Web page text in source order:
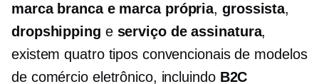
marca branca e marca própria,grossista,
dropshipping e serviço de assinatura,
existem quatro tipos convencionais de modelos
de comércio eletrônico, incluindo B2C